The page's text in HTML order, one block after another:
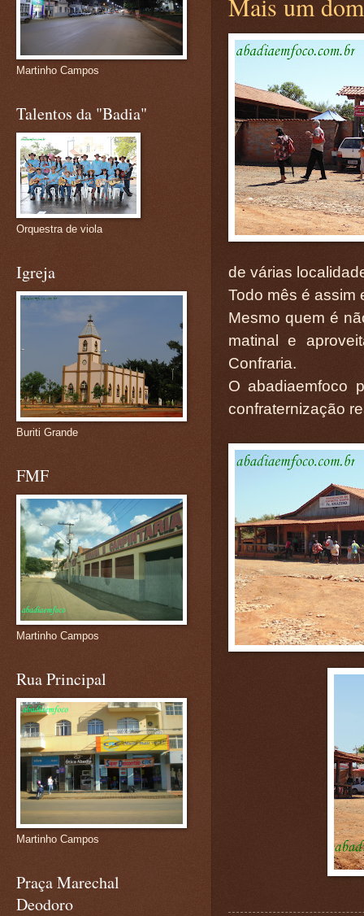
Mais um
de várias
Todo mês é assim
Mesmo quem é
matinal e
Confraria.
O abadiaemfoco
confraternização
Martinho Campos
Talentos da "Badia"
Orquestra de viola
Igreja
Buriti Grande
FMF
Martinho Campos
Rua Principal
Martinho Campos
Praça Marechal
Deodoro